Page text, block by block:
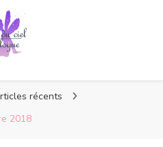
récents
2018